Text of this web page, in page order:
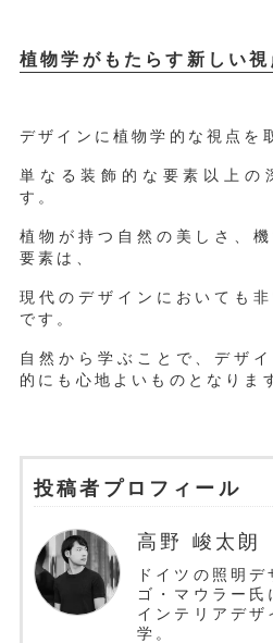
植物学がもたらす新しい視
デザインに植物学的な視点を
単なる装飾的な要素以上の
す。
植物が持つ自然の美しさ、
要素は、
現代のデザインにおいても
です。
自然から学ぶことで、デザ
的にも心地よいものとなりま
投稿者プロフィール
高野 峻太朗
ドイツの照明
ゴ・マウラー氏
インテリアデザ
学。